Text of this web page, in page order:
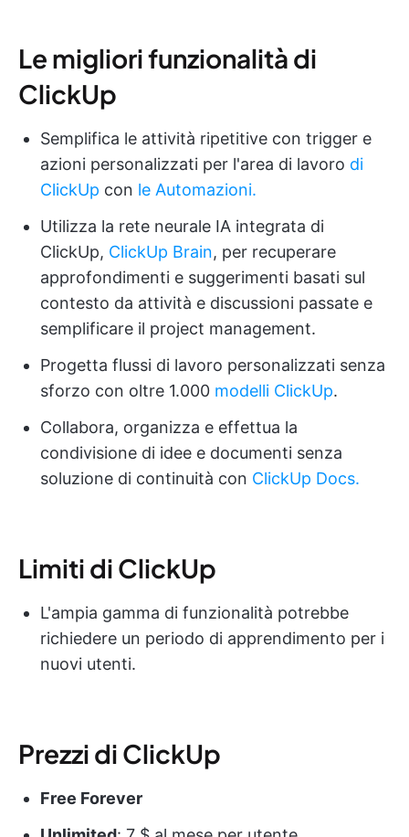
Le migliori funzionalità di
ClickUp
Semplifica le attività ripetitive con trigger e
azioni personalizzati per l'area di lavoro di
ClickUp con le Automazioni.
Utilizza la rete neurale IA integrata di
ClickUp, ClickUp Brain, per recuperare
approfondimenti e suggerimenti basati sul
contesto da attività e discussioni passate e
semplificare il project management.
Progetta flussi di lavoro personalizzati senza
sforzo con oltre 1.000 modelli ClickUp.
Collabora, organizza e effettua la
condivisione di idee e documenti senza
soluzione di continuità con ClickUp Docs.
Limiti di ClickUp
L'ampia gamma di funzionalità potrebbe
richiedere un periodo di apprendimento per i
nuovi utenti.
Prezzi di ClickUp
Free Forever